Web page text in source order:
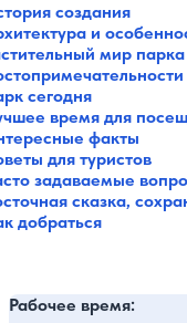
создания
и
мир парка
сегодня
время для
факты
для туристов
задаваемые
сказка,
добраться
Рабочее время: